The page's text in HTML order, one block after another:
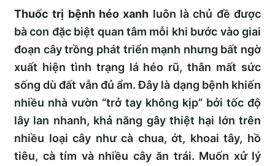
Thuốc trị bệnh héo xanh luôn là chủ đề được
bà con đặc biệt quan tâm mỗi khi bước vào giai
đoạn cây trồng phát triển mạnh nhưng bất ngờ
xuất hiện tình trạng lá héo rũ, thân mất sức
sống dù đất vẫn đủ ẩm. Đây là dạng bệnh khiến
nhiều nhà vườn “trở tay không kịp” bởi tốc độ
lây lan nhanh, khả năng gây thiệt hại lớn trên
nhiều loại cây như cà chua, ớt, khoai tây, hồ
tiêu, cà tím và nhiều cây ăn trái. Muốn xử lý